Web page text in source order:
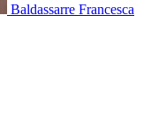
Baldassarre Francesca